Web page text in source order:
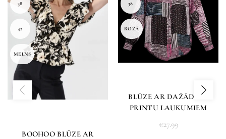
38
42
MELNS
BOOHOO BLŪZE AR
38
ROZĀ
BLŪZE AR DAŽĀDIEM
PRINTU LAUKUMIEM
€27.99